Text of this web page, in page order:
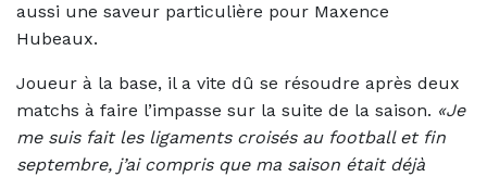
aussi une saveur particulière pour Maxence
Hubeaux.
Joueur à la base, il a vite dû se résoudre après deux
matchs à faire l’impasse sur la suite de la saison. «Je
me suis fait les ligaments croisés au football et fin
septembre, j’ai compris que ma saison était déjà